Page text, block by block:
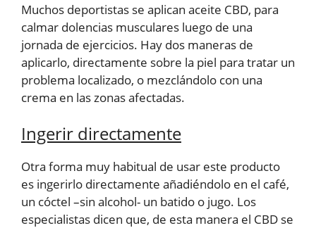
Muchos deportistas se aplican aceite CBD, para
calmar dolencias musculares luego de una
jornada de ejercicios. Hay dos maneras de
aplicarlo, directamente sobre la piel para tratar un
problema localizado, o mezclándolo con una
crema en las zonas afectadas.
Ingerir directamente
Otra forma muy habitual de usar este producto
es ingerirlo directamente añadiéndolo en el café,
un cóctel –sin alcohol- un batido o jugo. Los
especialistas dicen que, de esta manera el CBD se